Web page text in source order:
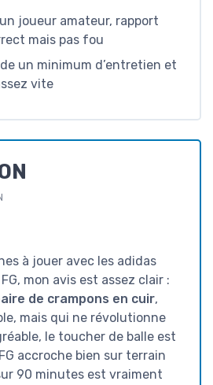
joueur amateur, rapport
mais pas fou
un minimum d’entretien et
vite
à jouer avec les adidas
mon avis est assez clair :
de crampons en cuir,
mais qui ne révolutionne
le toucher de balle est
accroche bien sur terrain
90 minutes est vraiment